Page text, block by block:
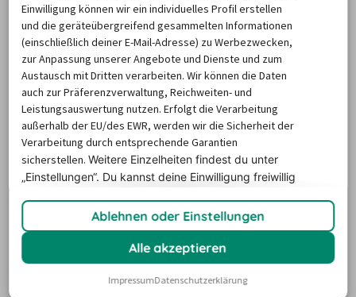
Europcar
Gelsenkirchen
Emscherstraße 14,
45891 Gelsenkirchen
Freitag: 7.30 – 18
Uhr
- Samstag: 8 – 12
Uhr
- Sonntag:
geschlossen
Buchbare Zusatzleistungen
Europcar kann Gelsenkirchen-Besuchern verschiedene
Zusatzleistungen anbieten, damit Sie Ihre Autofahrten
Einwilligung können wir ein individuelles Profil erstellen
und die geräteübergreifend gesammelten Informationen
(einschließlich deiner E-Mail-Adresse) zu Werbezwecken,
zur Anpassung unserer Angebote und Dienste und zum
Austausch mit Dritten verarbeiten. Wir können die Daten
auch zur Präferenzverwaltung, Reichweiten- und
Leistungsauswertung nutzen. Erfolgt die Verarbeitung
außerhalb der EU/des EWR, werden wir die Sicherheit der
Verarbeitung durch entsprechende Garantien
sicherstellen.Weitere Einzelheiten findest du unter
„Einstellungen“. Du kannst deine Einwilligung freiwillig
Ablehnen oder Einstellungen
Alle akzeptieren
ImpressumDatenschutzerklärung